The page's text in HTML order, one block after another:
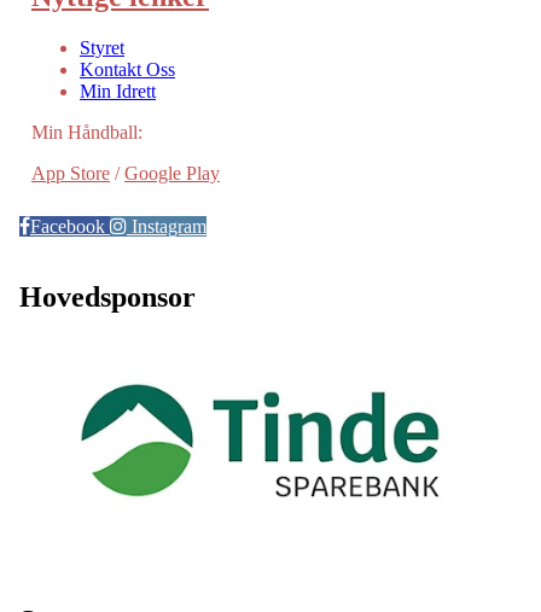
Styret
Kontakt Oss
Min Idrett
Min Håndball:
App Store /Google Play
Facebook Instagram
Hovedsponsor